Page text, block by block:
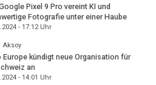
Pixel 9 Pro vereint KI und
Fotografie unter einer Haube
- 17:12Uhr
Aksoy
Europe kündigt neue Organisation für
an
- 14:01 Uhr